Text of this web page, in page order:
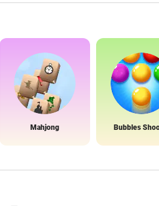
Mahjong Bubbles